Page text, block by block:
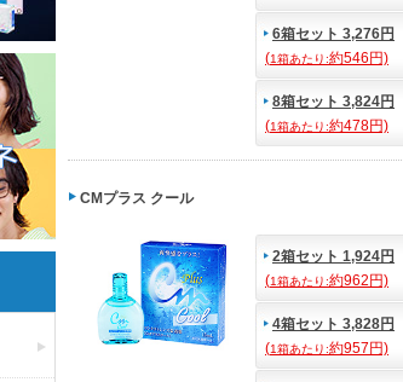
6箱セット 3,276円
(1箱あたり:約546円)
8箱セット 3,824円
(1箱あたり:約478円)
CMプラス クール
2箱セット 1,924円
(1箱あたり:約962円)
4箱セット 3,828円
(1箱あたり:約957円)